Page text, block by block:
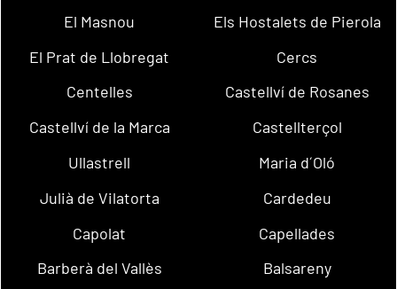
El Masnou
Els Hostalets de Pierola
El Prat de Llobregat
Cercs
Centelles
Castellví de Rosanes
Castellví de la Marca
Castellterçol
Ullastrell
Maria d´Oló
Julià de Vilatorta
Cardedeu
Capolat
Capellades
Barberà del Vallès
Balsareny